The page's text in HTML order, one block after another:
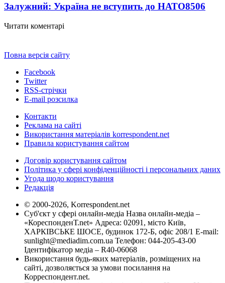
Залужний: Україна не вступить до НАТО8506
Читати коментарі
Повна версія сайту
Facebook
Twitter
RSS-стрічки
E-mail розсилка
Контакти
Реклама на сайті
Використання матеріалів korrespondent.net
Правила користування сайтом
Договір користування сайтом
Політика у сфері конфіденційності і персональних даних
Угода щодо користування
Редакція
© 2000-2026, Korrespondent.net
Суб'єкт у сфері онлайн-медіа Назва онлайн-медіа –
«КореспонденТ.net» Адреса: 02091, місто Київ,
ХАРКІВСЬКЕ ШОСЕ, будинок 172-Б, офіс 208/1 E-mail:
sunlight@mediadim.com.ua Телефон: 044-205-43-00
Ідентифікатор медіа – R40-06068
Використання будь-яких матеріалів, розміщених на
сайті, дозволяється за умови посилання на
Корреспондент.net.